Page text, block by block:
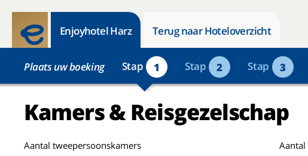
Enjoyhotel Harz Terug naar Hoteloverzicht
Plaats uw boeking Stap 1 Stap 2 Stap 3
Kamers & Reisgezelschap
Aantal tweepersoonskamers Aantal